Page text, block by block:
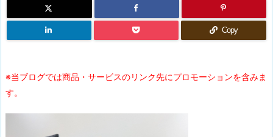
Copy
※当ブログでは商品・サービスのリンク先にプロモーションを含みま
す。